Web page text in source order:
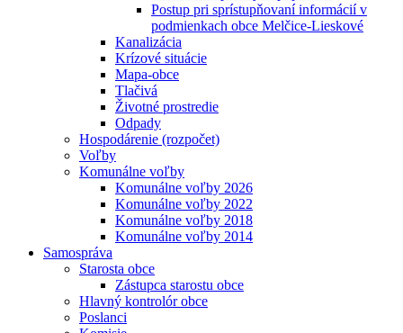
Postup pri sprístupňovaní informácií v
podmienkach obce Melčice-Lieskové
Kanalizácia
Krízové situácie
Mapa-obce
Tlačivá
Životné prostredie
Odpady
Hospodárenie (rozpočet)
Voľby
Komunálne voľby
Komunálne voľby 2026
Komunálne voľby 2022
Komunálne voľby 2018
Komunálne voľby 2014
Samospráva
Starosta obce
Zástupca starostu obce
Hlavný kontrolór obce
Poslanci